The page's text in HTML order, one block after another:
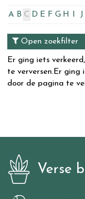
A B C D E F G H J
Open zoekfilter
Er ging iets
te verversen.Er ging
door de pagina te
Verse